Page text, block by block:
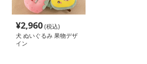
¥2,960(税込)
犬 ぬいぐるみ 果物デザ
イン